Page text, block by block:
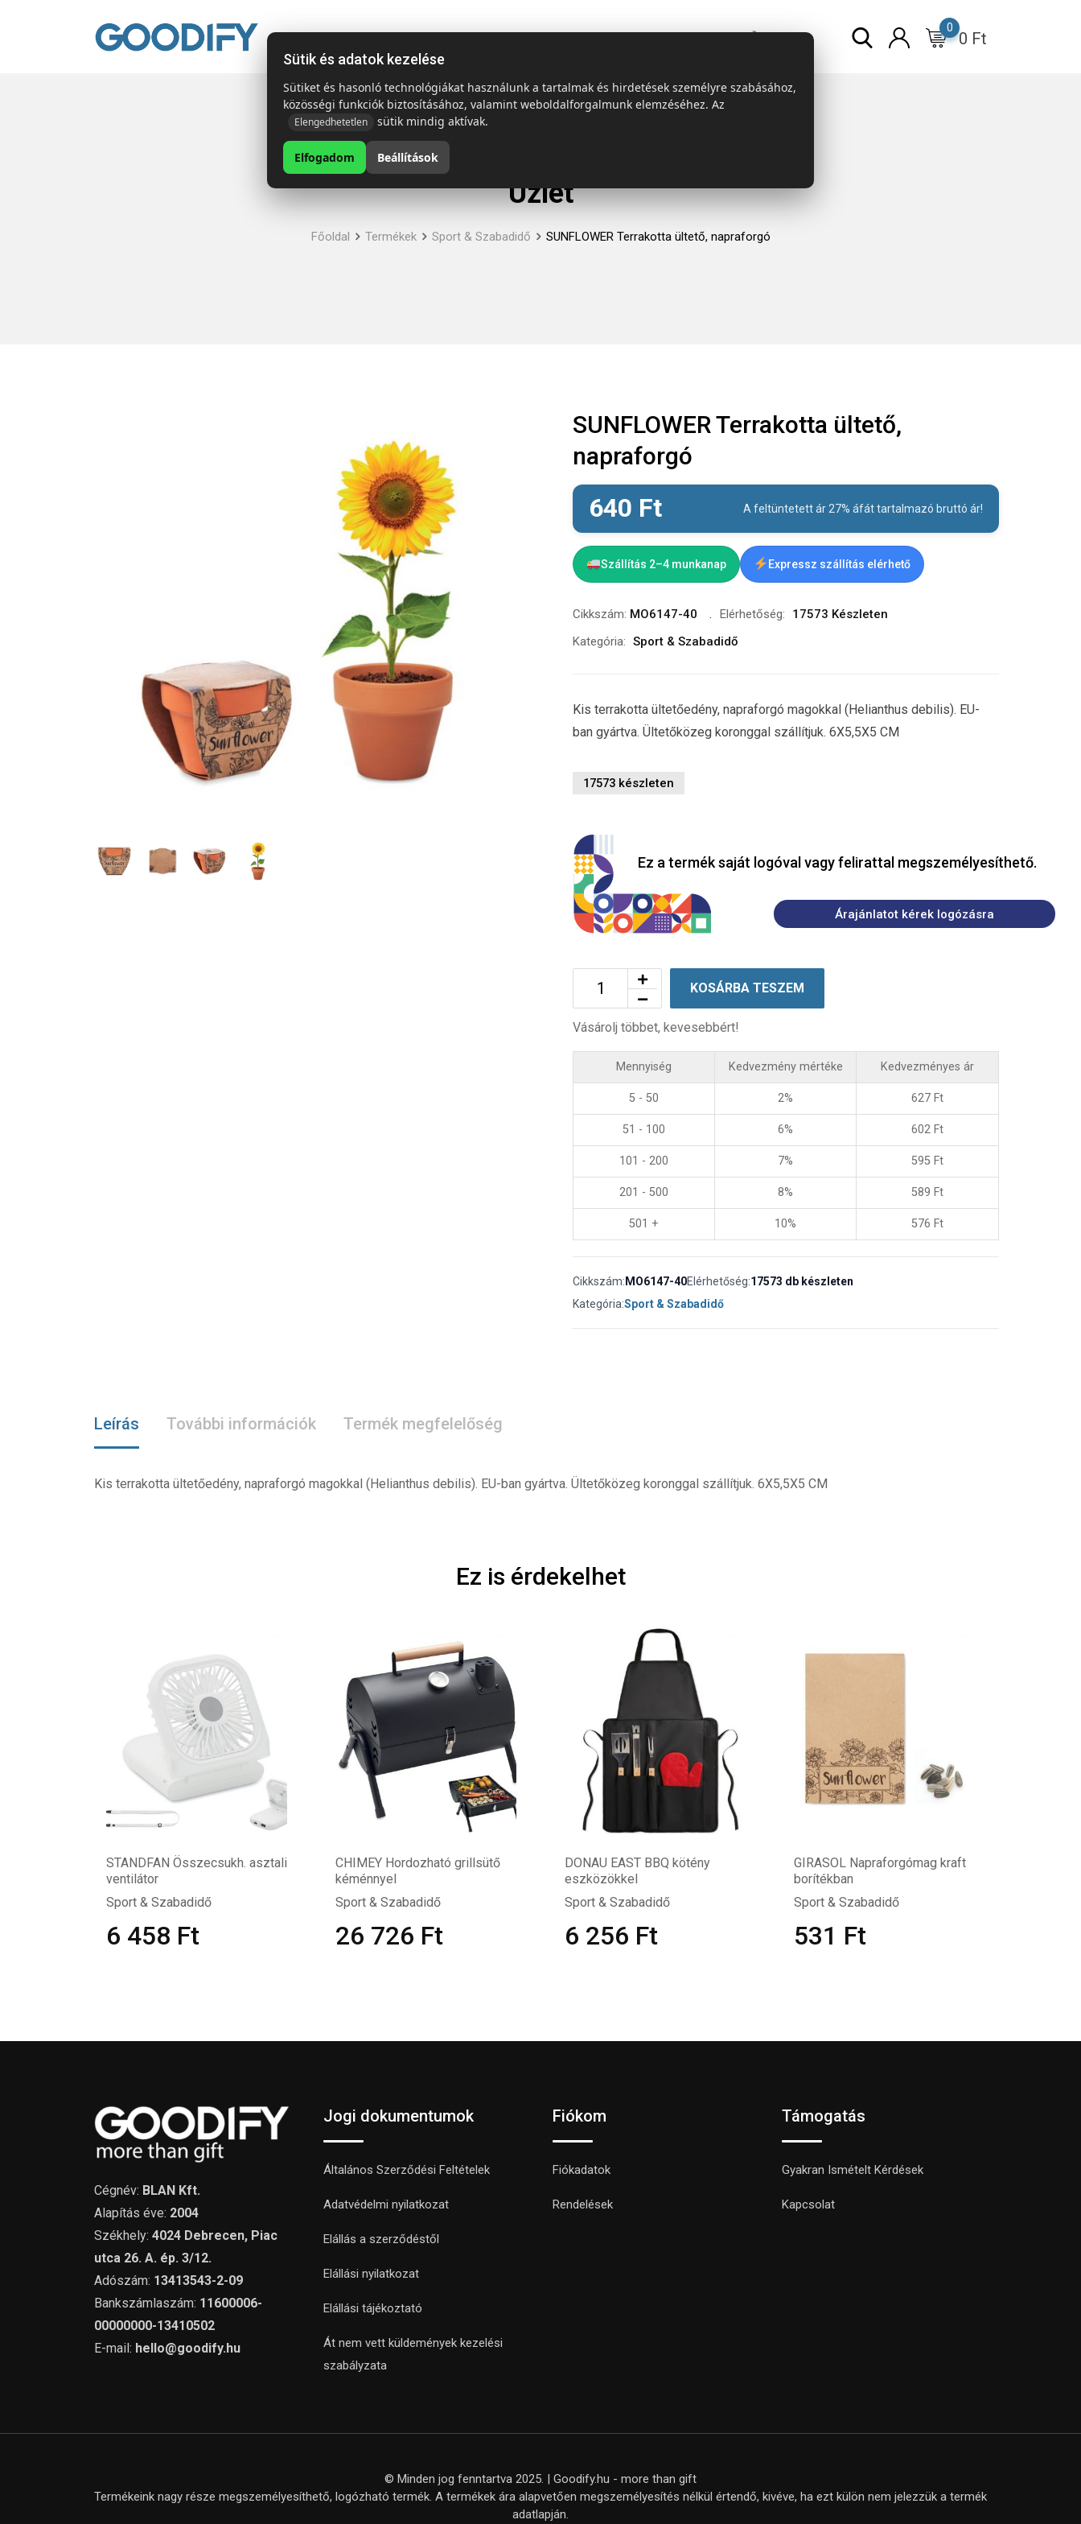
Kezdőlap Termékek Emblémázás és szállítás Tech = Kedvező ár ESG 0 Ft
0
Üzlet
Főoldal Termékek Sport & Szabadidő SUNFLOWER Terrakotta ültető, napraforgó
SUNFLOWER Terrakotta ültető,
napraforgó
640 Ft A feltüntetett ár 27% áfát tartalmazó bruttó ár!
Szállítás 2–4 munkanap Expressz szállítás elérhető
Cikkszám: MO6147-40 Elérhetőség:
17573 Készleten
Kategória: Sport & Szabadidő
Kis terrakotta ültetőedény, napraforgó magokkal (Helianthus debilis). EU-
ban gyártva. Ültetőközeg koronggal szállítjuk. 6X5,5X5 CM
17573 készleten
Ez a termék saját logóval vagy felirattal megszemélyesíthető.
Árajánlatot kérek logózásra
KOSÁRBA TESZEM
Vásárolj többet, kevesebbért!
Mennyiség Kedvezmény mértéke Kedvezményes ár
5 - 50 2% 627 Ft
51 - 100 6% 602 Ft
101 - 200 7% 595 Ft
201 - 500 8% 589 Ft
501 + 10% 576 Ft
Cikkszám: MO6147-40Elérhetőség:17573 db készleten
Kategória:Sport & Szabadidő
Leírás További információk Termék megfelelőség
Kis terrakotta ültetőedény, napraforgó magokkal (Helianthus debilis). EU-ban gyártva. Ültetőközeg koronggal szállítjuk. 6X5,5X5 CM
Ez is érdekelhet
STANDFAN Összecsukh. asztali
ventilátor
Sport & Szabadidő
6 458 Ft
CHIMEY Hordozható grillsütő
kéménnyel
Sport & Szabadidő
26 726 Ft
DONAU EAST BBQ kötény
eszközökkel
Sport & Szabadidő
6 256 Ft
GIRASOL Napraforgómag kraft
borítékban
Sport & Szabadidő
531 Ft
Cégnév: BLAN Kft.
Alapítás éve: 2004
Székhely: 4024 Debrecen, Piac
utca 26. A. ép. 3/12.
Adószám: 13413543-2-09
Bankszámlaszám: 11600006-
00000000-13410502
E-mail: hello@goodify.hu
Jogi dokumentumok
Általános Szerződési Feltételek
Adatvédelmi nyilatkozat
Elállás a szerződéstől
Elállási nyilatkozat
Elállási tájékoztató
Át nem vett küldemények kezelési
szabályzata
Fiókom
Fiókadatok
Rendelések
Támogatás
Gyakran Ismételt Kérdések
Kapcsolat
© Minden jog fenntartva 2025. | Goodify.hu - more than gift
Termékeink nagy része megszemélyesíthető, logózható termék. A termékek ára alapvetően megszemélyesítés nélkül értendő, kivéve, ha ezt külön nem jelezzük a termék
adatlapján.
Sütik és adatok kezelése
Sütiket és hasonló technológiákat használunk a tartalmak és hirdetések személyre szabásához,
közösségi funkciók biztosításához, valamint weboldalforgalmunk elemzéséhez. Az
Elengedhetetlen sütik mindig aktívak.
Elfogadom Beállítások